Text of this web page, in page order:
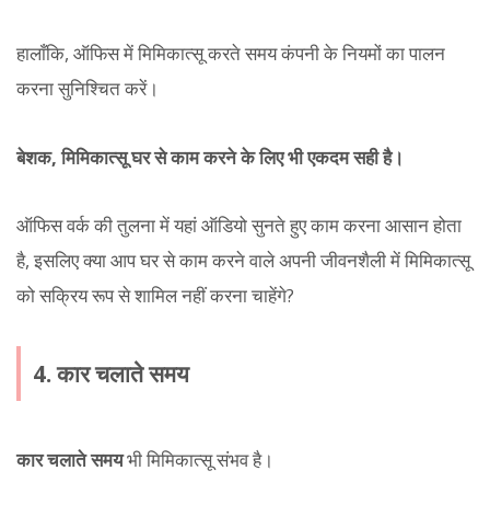
हालाँकि, ऑफिस में मिमिकात्सू करते समय कंपनी के नियमों का पालन
करना सुनिश्चित करें।
बेशक, मिमिकात्सू घर से काम करने के लिए भी एकदम सही है।
ऑफिस वर्क की तुलना में यहां ऑडियो सुनते हुए काम करना आसान होता
है, इसलिए क्या आप घर से काम करने वाले अपनी जीवनशैली में मिमिकात्सू
को सक्रिय रूप से शामिल नहीं करना चाहेंगे?
4. कार चलाते समय
कार चलाते समयभी मिमिकात्सू संभव है।